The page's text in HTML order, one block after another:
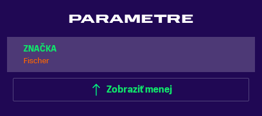
PARAMETRE
ZNAČKA
Fischer
Zobraziť menej